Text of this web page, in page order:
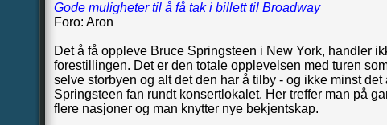
Gode muligheter til å få tak i billett til Broadway
Foro: Aron
Det å få oppleve Bruce Springsteen i New York, handler
forestillingen. Det er den totale opplevelsen med turen
selve storbyen og alt det den har å tilby - og ikke minst det
Springsteen fan rundt konsertlokalet. Her treffer man på
flere nasjoner og man knytter nye bekjentskap.